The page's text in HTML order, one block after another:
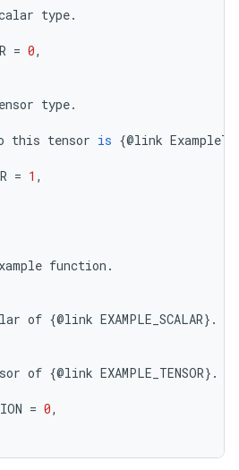
type.
= 0,
type.
this tensor is {@link
= 1 ,
function .
of {@link EXAMPLE_SCALAR} .
of {@link EXAMPLE_TENSOR} .
= 0,